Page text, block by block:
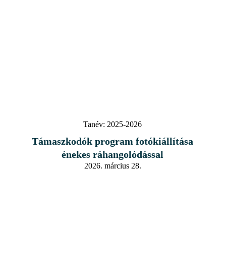
Tanév: 2025-2026
Támaszkodók program fotókiállítása
énekes ráhangolódással
2026. március 28.